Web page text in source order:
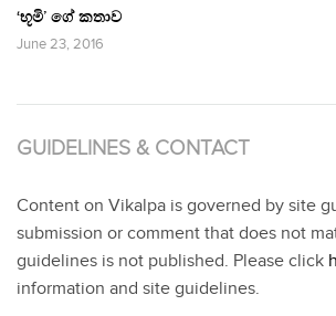
‘භූමි’ ගේ කතාව
June 23, 2016
GUIDELINES & CONTACT
Content on Vikalpa is governed by site
submission or comment that does not
guidelines is not published. Please click
information and site guidelines.